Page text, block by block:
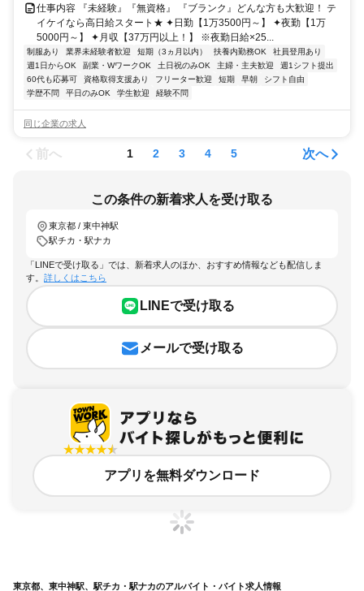
仕事内容 『未経験』『無資格』 『ブランク』どんな方も大歓迎！ テ
イケイなら高日給スタート★ ✦日勤【1万3500円～】 ✦夜勤【1万
5000円～】 ✦月収【37万円以上！】 ※夜勤日給×25...
制服あり 業界未経験者歓迎 短期（3ヵ月以内） 扶養内勤務OK
社員登用あり
週1日からOK
副業・WワークOK 土日祝のみOK 主婦・主夫歓迎
週1シフト提出
60代も応募可
資格取得支援あり フリーター歓迎 短期 早朝
シフト自由
学歴不問
平日のみOK 学生歓迎 経験不問
同じ企業の求人
前へ 1 2 3 4 5 次へ
この条件の新着求人を受け取る
東京都 / 東中神駅
駅チカ・駅ナカ
「LINEで受け取る」では、新着求人のほか、おすすめ情報なども配信しま
す。 詳しくはこちら
LINEで受け取る
メールで受け取る
アプリを無料ダウンロード
東京都、東中神駅、駅チカ・駅ナカのアルバイト・バイト求人情報